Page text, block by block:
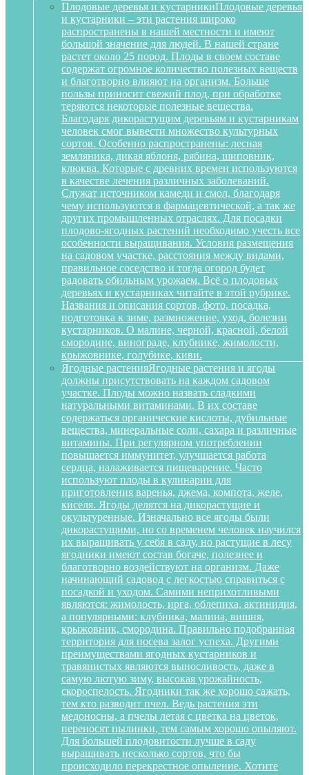
Плодовые деревья и кустарникиПлодовые деревья
и кустарники – эти растения широко
распространены в нашей местности и имеют
большой значение для людей. В нашей стране
растет около 25 пород. Плоды в своем составе
содержат огромное количество полезных веществ
и благотворно влияют на организм. Больше
пользы приносит свежий плод, при обработке
теряются некоторые полезные вещества.
Благодаря дикорастущим деревьям и кустарникам
человек смог вывести множество культурных
сортов. Особенно распространены: лесная
земляника, дикая яблоня, рябина, шиповник,
клюква. Которые с древних времен используются
в качестве лечения различных заболеваний.
Служат источником камеди и смол, благодаря
чему используются в фармацевтической, а так же
других промышленных отраслях. Для посадки
плодово-ягодных растений необходимо учесть все
особенности выращивания. Условия размещения
на садовом участке, расстояния между видами,
правильное соседство и тогда огород будет
радовать обильным урожаем. Всё о плодовых
деревьях и кустарниках читайте в этой рубрике.
Названия и описания сортов, фото, посадка,
подготовка к зиме, размножение, уход, болезни
кустарников. О малине, черной, красной, белой
смородине, винограде, клубнике, жимолости,
крыжовнике, голубике, киви.
Ягодные растенияЯгодные растения и ягоды
должны присутствовать на каждом садовом
участке. Плоды можно назвать сладкими
натуральными витаминами. В их составе
содержаться органические кислоты, дубильные
вещества, минеральные соли, сахара и различные
витамины. При регулярном употреблении
повышается иммунитет, улучшается работа
сердца, налаживается пищеварение. Часто
используют плоды в кулинарии для
приготовления варенья, джема, компота, желе,
киселя. Ягоды делятся на дикорастущие и
окультуренные. Изначально все ягоды были
дикорастущими, но со временем человек научился
их выращивать у себя в саду, но растущие в лесу
ягодники имеют состав богаче, полезнее и
благотворно воздействуют на организм. Даже
начинающий садовод с легкостью справиться с
посадкой и уходом. Самими неприхотливыми
являются: жимолость, ирга, облепиха, актинидия,
а популярными: клубника, малина, вишня,
крыжовник, смородина. Правильно подобранная
территория для посева залог успеха. Другими
преимуществами ягодных кустарников и
травянистых являются выносливость, даже в
самую лютую зиму, высокая урожайность,
скороспелость. Ягодники так же хорошо сажать,
тем кто разводит пчел. Ведь растения эти
медоносны, а пчелы летая с цветка на цветок,
переносят пылинки, тем самым хорошо опыляют.
Для большей плодовитости лучше в саду
выращивать несколько сортов, что бы
происходило перекрестное опыление. Хотите